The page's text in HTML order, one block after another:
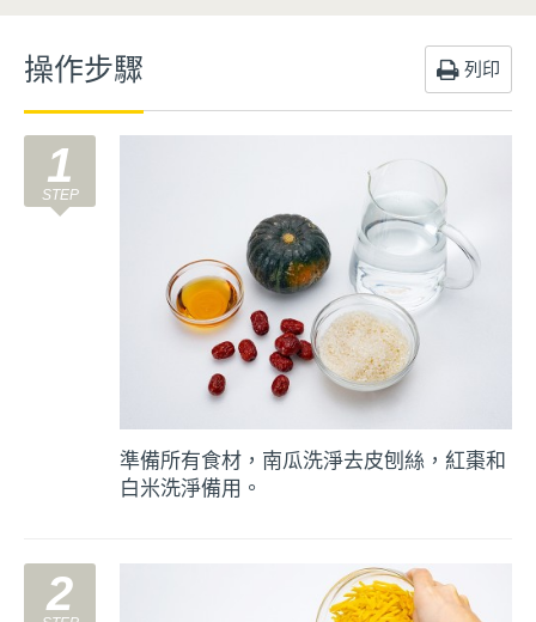
操作步驟 列印
1
準備所有食材，南瓜洗淨去皮刨絲，紅棗和
白米洗淨備用。
2